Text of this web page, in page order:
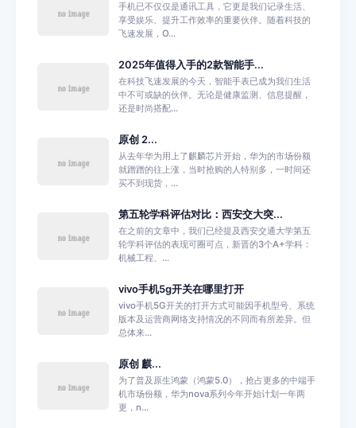
手机已不仅仅是通讯工具，它更是我们记录生活、
享受娱乐、提升工作效率的重要伙伴。随着科技的
飞速发展，O...
2025年值得入手的2款智能手...
在科技飞速发展的今天，智能手表已成为我们生活
中不可或缺的伙伴。无论是健康监测、信息提醒，
还是时尚搭配...
原创 2...
从去年华为用上了麒麟芯片开始，华为的市场份额
就蹭蹭的往上涨，当时抢购的人特别多，一时间还
买不到现货，...
第五轮学科评估对比：西安交大突...
在之前的文章中，我们已经提及西安交通大学第五
轮学科评估的表现可圈可点，新晋的3个A+学科：
机械工程、...
vivo手机5g开关在哪里打开
vivo手机5G开关的打开方式可能因手机型号、系统
版本及运营商网络支持情况的不同而有所差异。但
总体来...
原创 麒...
为了普及原生鸿蒙（鸿蒙5.0），抢占更多的中端手
机市场份额，华为nova系列今年开始计划一年两
更，n...